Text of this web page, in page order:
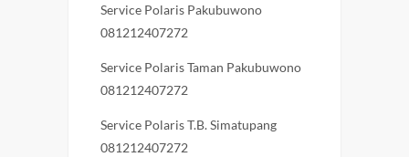
Service Polaris Pakubuwono
081212407272
Service Polaris Taman Pakubuwono
081212407272
Service Polaris T.B. Simatupang
081212407272